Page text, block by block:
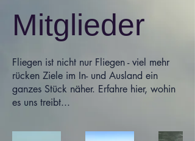
Mitglieder
Fliegen ist nicht nur Fliegen - viel mehr
rücken Ziele im In- und Ausland ein
ganzes Stück näher. Erfahre hier, wohin
es uns treibt...